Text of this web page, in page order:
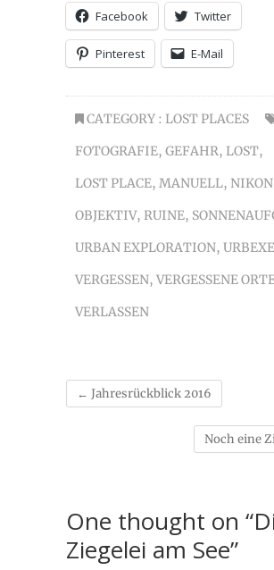
Facebook Twitter
Pinterest E-Mail
CATEGORY : LOST PLACES
FOTOGRAFIE, GEFAHR, LOST,
LOST PLACE, MANUELL, NIKON
OBJEKTIV, RUINE,
URBAN EXPLORATION,
VERGESSEN, VERGESSENE
VERLASSEN
← Jahresrückblick 2016
Noch eine
One thought on
Ziegelei am See”